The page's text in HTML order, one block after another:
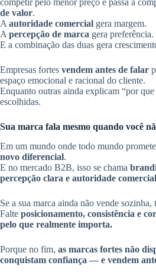
de valor.
A autoridade comercial gera margem.
A percepção de marca gera preferência.
E a combinação das duas gera
Empresas fortes vendem antes de falar
espaço emocional e racional do cliente.
Enquanto outras ainda explicam “por que
escolhidas.
Sua marca fala mesmo quando você
Em um mundo onde todo mundo
novo diferencial.
E no mercado B2B, isso se chama
percepção clara e autoridade
Se a sua marca ainda não vende
Falte posicionamento, consistência e
pelo que realmente importa.
Porque no fim, as marcas fortes não
conquistam confiança — e vendem